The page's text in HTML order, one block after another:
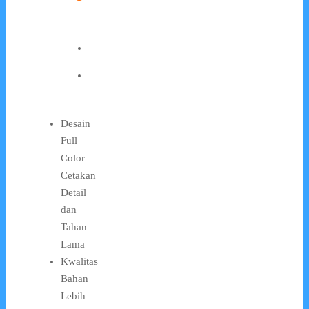
Desain
Full
Color
Cetakan
Detail
dan
Tahan
Lama
Kwalitas
Bahan
Lebih